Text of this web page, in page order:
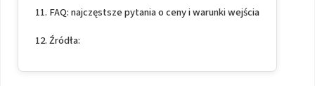
FAQ: najczęstsze pytania o ceny i warunki wejścia
Źródła: